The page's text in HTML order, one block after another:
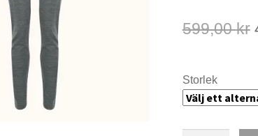
599,00kr
Storlek